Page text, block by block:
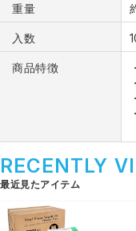
重量
入数
商品特徴
RECENTLY
最近見たアイテム